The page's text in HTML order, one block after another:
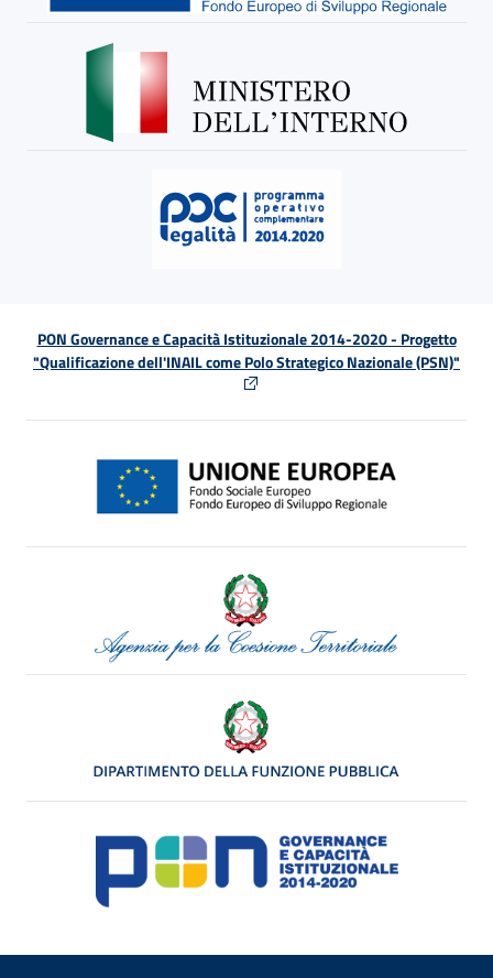
PON Governance e Capacità Istituzionale 2014-2020 - Progetto
"Qualificazione dell'INAIL come Polo Strategico Nazionale (PSN)"